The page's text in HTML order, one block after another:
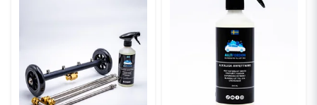
hemmets olika ytor. Köp våra alkaliska avfettningsprodukter på
AlltFordon.se och få dina fordon och hem skinande rena!